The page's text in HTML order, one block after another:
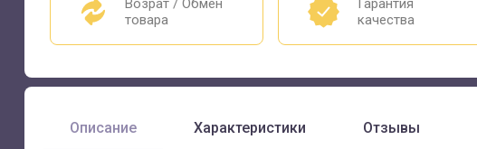
Возрат / Обмен
товара
Гарантия
качества
Описание Характеристики Отзывы